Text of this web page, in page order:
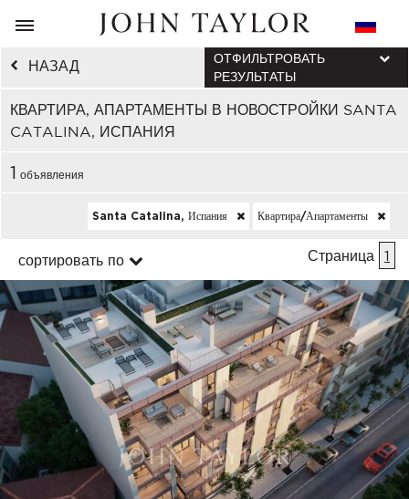
НАЗАД
КВАРТИРА, АПАРТАМЕНТЫ В НОВОСТРОЙКИ SANTA
CATALINA, ИСПАНИЯ
ОТФИЛЬТРОВАТЬ
РЕЗУЛЬТАТЫ
1 объявления
Santa Catalina, Испания Квартира/апартаменты
сортировать по Страница 1